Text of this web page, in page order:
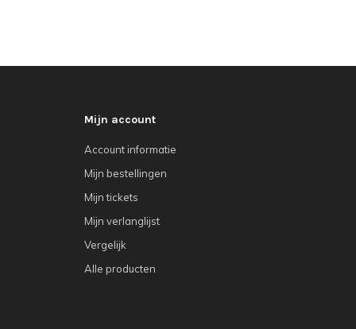
Mijn account
Account informatie
Mijn bestellingen
Mijn tickets
Mijn verlanglijst
Vergelijk
Alle producten